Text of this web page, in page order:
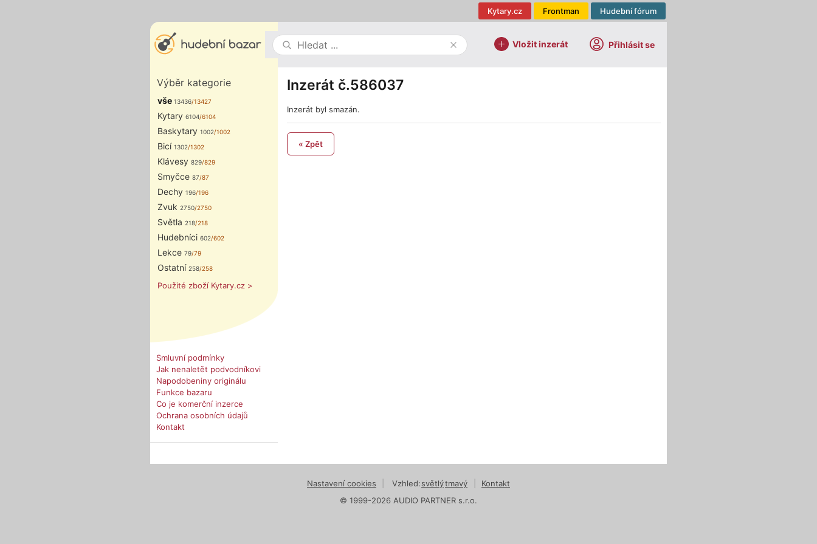
Hudební fórum
Frontman
Kytary.cz
Vložit inzerát Přihlásit se
Výběr kategorie
vše 13436/13427
Kytary 6104/6104
Baskytary 1002/1002
Bicí 1302/1302
Klávesy 829/829
Smyčce 87/87
Dechy 196/196
Zvuk 2750/2750
Světla 218/218
Hudebníci 602/602
Lekce 79/79
Ostatní 258/258
Použité zboží Kytary.cz >
Smluvní podmínky
Jak nenaletět podvodníkovi
Napodobeniny originálu
Funkce bazaru
Co je komerční inzerce
Ochrana osobních údajů
Kontakt
Inzerát č.586037
Inzerát byl smazán.
« Zpět
Nastavení cookies Vzhled:světlýtmavý
Kontakt
© 1999-2026 AUDIO PARTNER s.r.o.